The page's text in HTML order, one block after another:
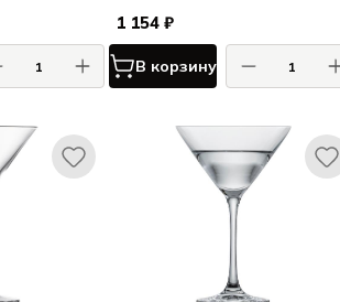
1 154 ₽
В корзину